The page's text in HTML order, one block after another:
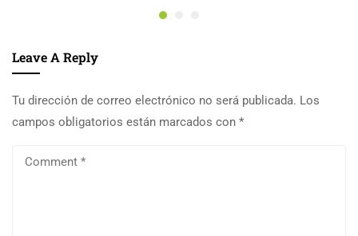
Leave A Reply
Tu dirección de correo electrónico no será publicada. Los
campos obligatorios están marcados con *